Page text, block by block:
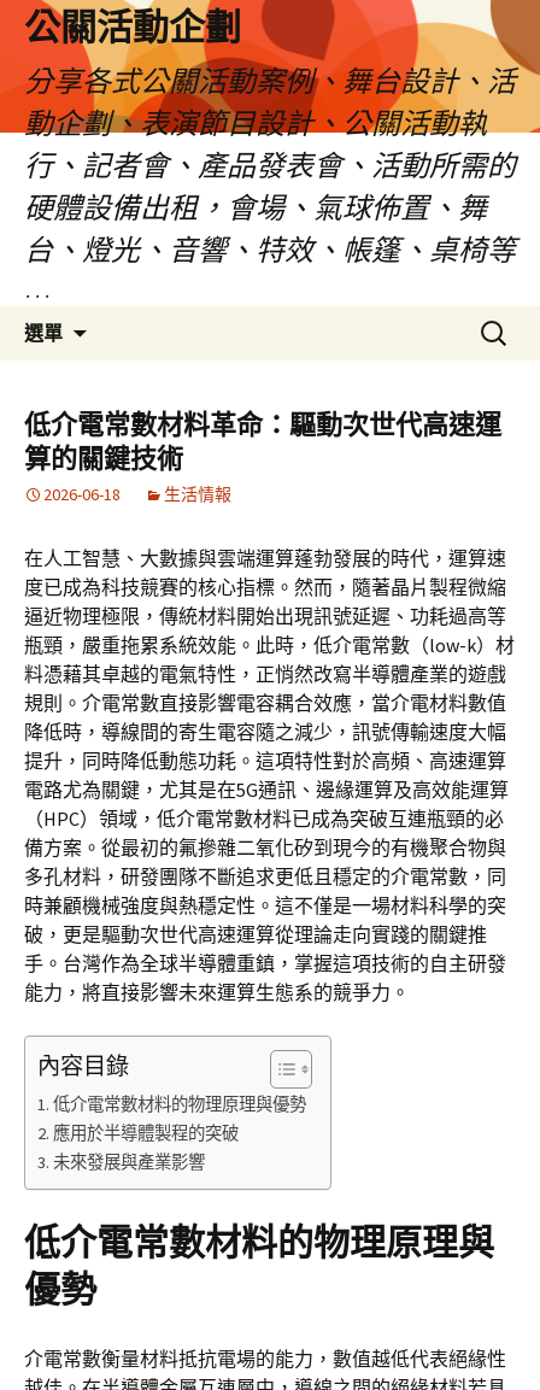
公關活動企劃
分享各式公關活動案例、舞台設計、活
動企劃、表演節目設計、公關活動執
行、記者會、產品發表會、活動所需的
硬體設備出租，會場、氣球佈置、舞
台、燈光、音響、特效、帳篷、桌椅等
…
選單
要
內
容
搜
尋
鍵
字:
低介電常數材料革命：驅動次世代高速運
算的關鍵技術
2026-06-18 生活情報
在人工智慧、大數據與雲端運算蓬勃發展的時代，運算速
度已成為科技競賽的核心指標。然而，隨著晶片製程微縮
逼近物理極限，傳統材料開始出現訊號延遲、功耗過高等
瓶頸，嚴重拖累系統效能。此時，低介電常數（low-k）材
料憑藉其卓越的電氣特性，正悄然改寫半導體產業的遊戲
規則。介電常數直接影響電容耦合效應，當介電材料數值
降低時，導線間的寄生電容隨之減少，訊號傳輸速度大幅
提升，同時降低動態功耗。這項特性對於高頻、高速運算
電路尤為關鍵，尤其是在5G通訊、邊緣運算及高效能運算
（HPC）領域，低介電常數材料已成為突破互連瓶頸的必
備方案。從最初的氟摻雜二氧化矽到現今的有機聚合物與
多孔材料，研發團隊不斷追求更低且穩定的介電常數，同
時兼顧機械強度與熱穩定性。這不僅是一場材料科學的突
破，更是驅動次世代高速運算從理論走向實踐的關鍵推
手。台灣作為全球半導體重鎮，掌握這項技術的自主研發
能力，將直接影響未來運算生態系的競爭力。
內容目錄
低介電常數材料的物理原理與優勢
應用於半導體製程的突破
未來發展與產業影響
低介電常數材料的物理原理與
優勢
介電常數衡量材料抵抗電場的能力，數值越低代表絕緣性